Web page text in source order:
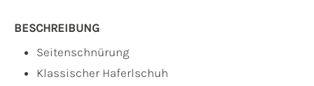
BESCHREIBUNG
Seitenschnürung
Klassischer Haferlschuh